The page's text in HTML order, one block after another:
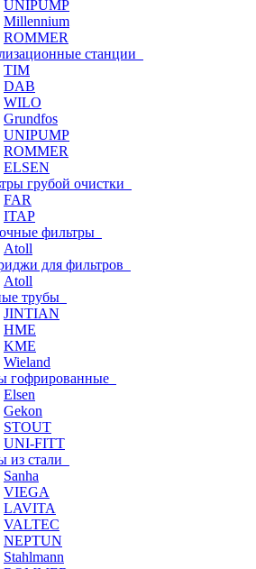
UNIPUMP
Millennium
ROMMER
станции
TIM
DAB
WILO
Grundfos
UNIPUMP
ROMMER
ELSEN
грубой очистки
FAR
ITAP
фильтры
Atoll
для фильтров
Atoll
трубы
JINTIAN
HME
KME
Wieland
гофрированные
Elsen
Gekon
STOUT
UNI-FITT
из стали
Sanha
VIEGA
LAVITA
VALTEC
NEPTUN
Stahlmann